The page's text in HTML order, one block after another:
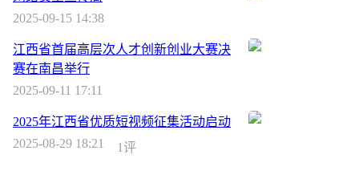
2025-09-15 14:38
江西省首届高层次人才创新创业大赛决
赛在南昌举行
2025-09-11 17:11
2025年江西省优质短视频征集活动启动
2025-08-29 18:21
1评